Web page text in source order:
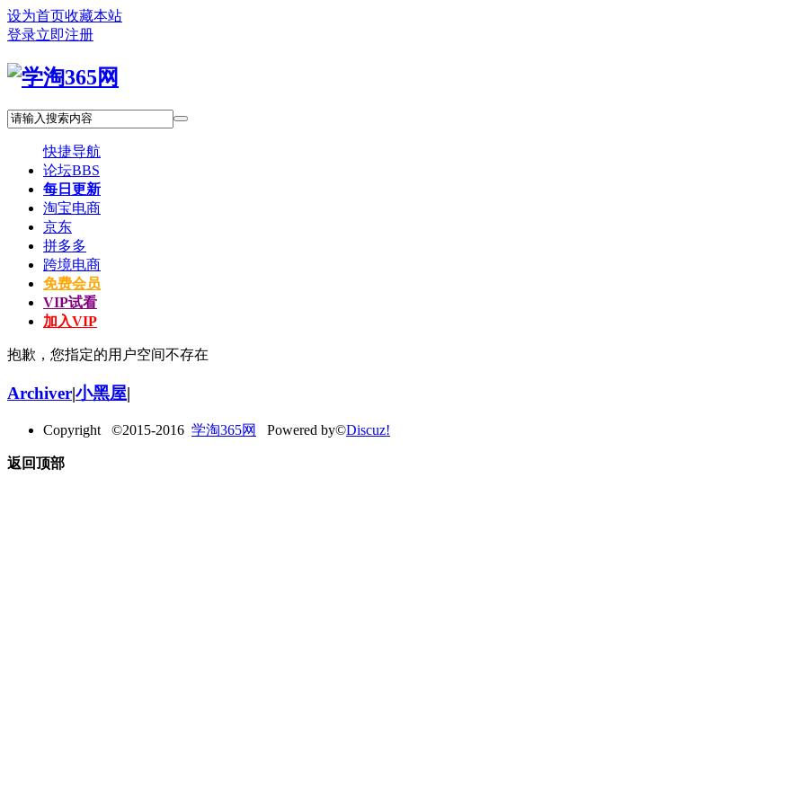
设为首页收藏本站
登录立即注册
快捷导航
论坛BBS
每日更新
淘宝电商
京东
拼多多
跨境电商
免费会员
VIP试看
加入VIP
抱歉，您指定的用户空间不存在
Archiver|小黑屋|
Copyright ©2015-2016 学淘365网 Powered by©Discuz!
返回顶部